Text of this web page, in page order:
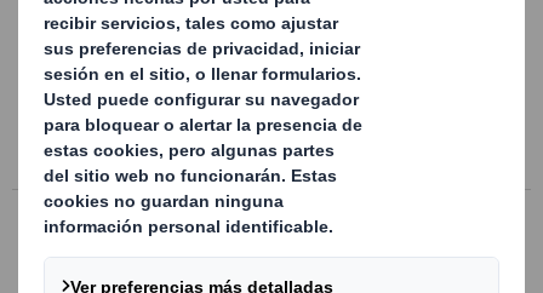
Contenedores de cartón con diferentes
posibilidades de plegado, para ahorrar
espacio ocupado en la entrega del
embalaje en vacío y en su almacenamiento.
Ir a la ficha del producto
Embalaje para graneles sólidos
Embalajes realizados en cartón ondulado